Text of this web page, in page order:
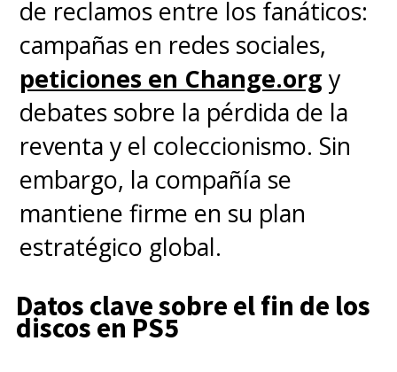
que laROG Xbox Ally X20
estará disponible a finales de
2026, aunque aún no se revelan
precios oficiales. El paquete
incluirá además tres meses de
Xbox Game Pass Premium
sujeto a disponibilidad regional.
de reclamos entre los fanáticos:
campañas en redes sociales,
peticiones en Change.org y
debates sobre la pérdida de la
reventa y el coleccionismo. Sin
embargo, la compañía se
mantiene firme en su plan
estratégico global.
Datos clave sobre el fin de los
discos en PS5